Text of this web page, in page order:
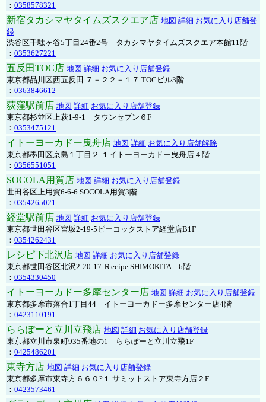
： 0358578321
新宿タカシマヤタイムズスクエア店 地図 詳細 お気に入り店舗登
録
渋谷区千駄ヶ谷5丁目24番2号 タカシマヤタイムズスクエア本館11階
： 0353627221
五反田TOC店 地図 詳細 お気に入り店舗登録
東京都品川区西五反田 ７－２２－１７ TOCビル3階
： 0363846612
荻窪駅前店 地図 詳細 お気に入り店舗登録
東京都杉並区上萩1-9-1 タウンセブン６F
： 0353475121
イトーヨーカドー曳舟店 地図 詳細 お気に入り店舗解除
東京都墨田区京島１丁目２-１イトーヨーカドー曳舟店４階
： 0356551051
SOCOLA用賀店 地図 詳細 お気に入り店舗登録
世田谷区上用賀6-6-6 SOCOLA用賀3階
： 0354265021
経堂駅前店 地図 詳細 お気に入り店舗登録
東京都世田谷区宮坂2-19-5ピーコックストア経堂店B1F
： 0354262431
レシピ下北沢店 地図 詳細 お気に入り店舗登録
東京都世田谷区北沢2-20-17 Ｒecipe SHIMOKITA 6階
： 0354330450
イトーヨーカドー多摩センター店 地図 詳細 お気に入り店舗登録
東京都多摩市落合1丁目44 イトーヨーカドー多摩センター店4階
： 0423110191
ららぽーと立川立飛店 地図 詳細 お気に入り店舗登録
東京都立川市泉町935番地の1 ららぽーと立川立飛1F
： 0425486201
東寺方店 地図 詳細 お気に入り店舗登録
東京都多摩市東寺方６６０?１ サミットストア東寺方店２F
： 0423573461